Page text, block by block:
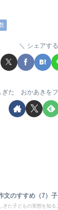
シェアする
ぎた おかあきを
文のすすめ（7）
ぎた子どもの実態を知